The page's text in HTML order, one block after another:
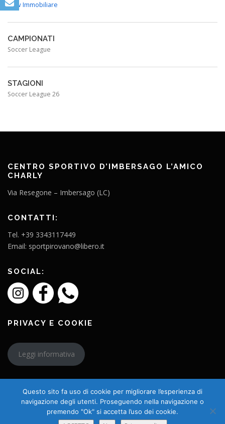
New Immobiliare
CAMPIONATI
Soccer League
STAGIONI
Soccer League 26
CENTRO SPORTIVO D’IMBERSAGO L’AMICO
CHARLY
Via Resegone – Imbersago (LC)
CONTATTI:
Tel. +39 3343117449
Email: sportpirovano@libero.it
SOCIAL:
PRIVACY E COOKIE
Leggi informativa
Copyright © 2026 L'Amico Charly
Questo sito fa uso di cookie per migliorare l’esperienza di
navigazione degli utenti. Proseguendo nella navigazione o
premendo "Ok" si accetta l’uso dei cookie.